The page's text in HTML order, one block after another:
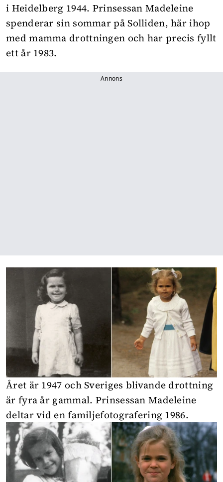
i Heidelberg 1944. Prinsessan Madeleine
spenderar sin sommar på Solliden, här ihop
med mamma drottningen och har precis fyllt
ett år 1983.
Annons
Året är 1947 och Sveriges blivande drottning
är fyra år gammal. Prinsessan Madeleine
deltar vid en familjefotografering 1986.